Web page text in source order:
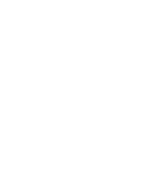
DETSKÁ LETNÁ ČIAPKA S